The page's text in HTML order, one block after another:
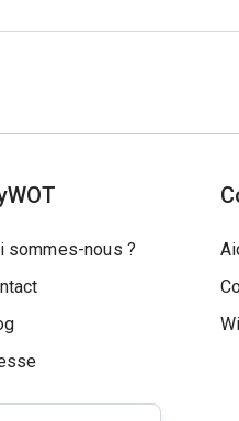
sommes-nous ?